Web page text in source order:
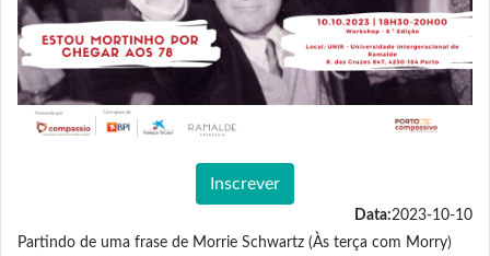
Inscrever
Data:2023-10-10
Partindo de uma frase de Morrie Schwartz (Às terça com Morry)